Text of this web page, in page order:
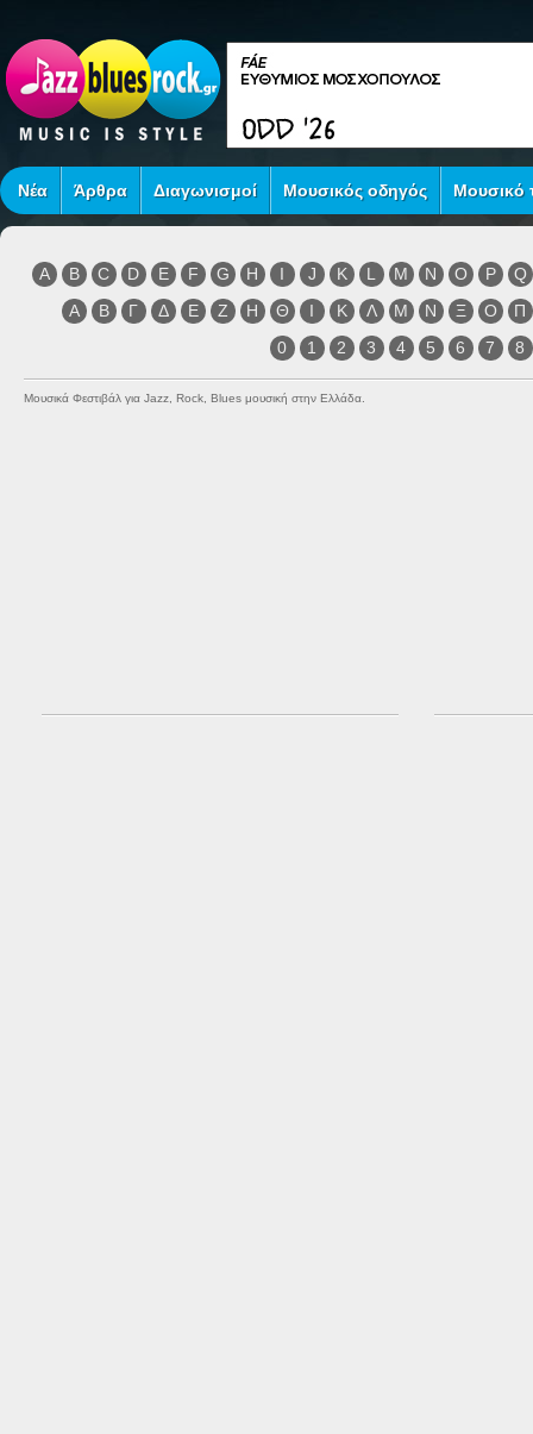
Νέα Άρθρα Διαγωνισμοί Μουσικός οδηγός Μουσικό
A B C D E F G H I J K L M N O P
Q
Α
Β Γ Δ Ε Ζ Η Θ Ι Κ Λ Μ Ν Ξ Ο
Π
0
1 2 3 4 5 6 7 8
Μουσικά Φεστιβάλ για Jazz, Rock, Blues μουσική στην Ελλάδα.